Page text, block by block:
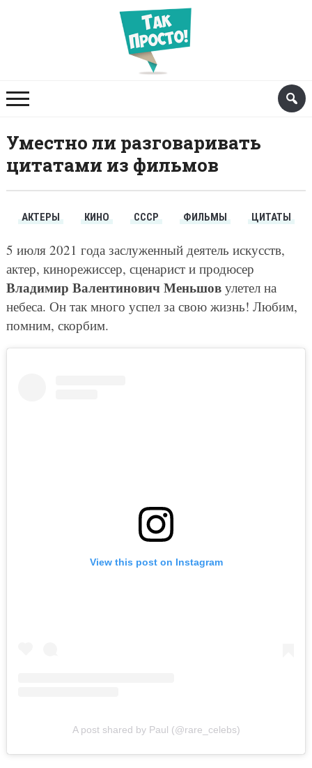
Уместно ли разговаривать
цитатами из фильмов
АКТЕРЫ КИНО СССР ФИЛЬМЫ ЦИТАТЫ
5 июля 2021 года заслуженный деятель искусств,
актер, кинорежиссер, сценарист и продюсер
Владимир Валентинович Меньшовулетел на
небеса. Он так много успел за свою жизнь! Любим,
помним, скорбим.
View this post on Instagram
A post shared by Paul (@rare_celebs)